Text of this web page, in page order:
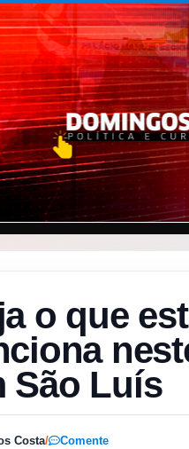
o que
São Luís
Costa/ Comente